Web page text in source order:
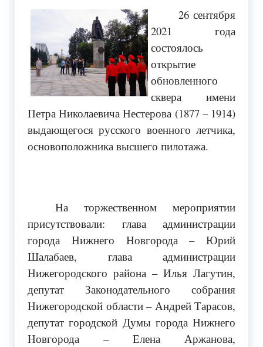
26 сентября
2021 года
состоялось
открытие
обновленного
сквера имени
Петра Николаевича Нестерова (1877 – 1914)
выдающегося русского военного летчика,
основоположника высшего пилотажа.
На торжественном мероприятии
присутствовали: глава администрации
города Нижнего Новгорода – Юрий
Шалабаев, глава администрации
Нижегородского района – Илья Лагутин,
депутат Законодательного собрания
Нижегородской области – Андрей Тарасов,
депутат городской Думы города Нижнего
Новгорода – Елена Аржанова,